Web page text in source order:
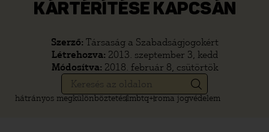
KÁRTÉRÍTÉSE KAPCSÁN
Szerző: Társaság a Szabadságjogokért
Létrehozva: 2013. szeptember 3, kedd
Módosítva: 2018. február 8, csütörtök
hátrányos megkülönböztetéslmbtq+roma jogvédelem